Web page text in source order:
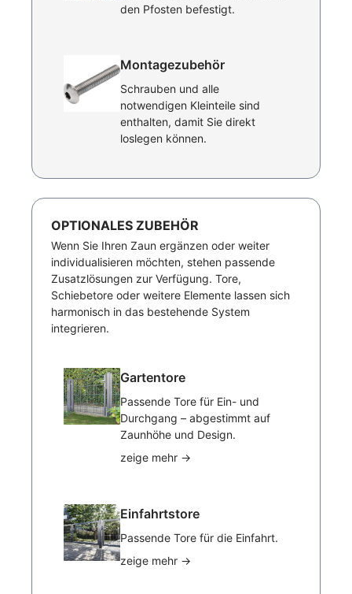
den Pfosten befestigt.
Montagezubehör
Schrauben und alle
notwendigen Kleinteile sind
enthalten, damit Sie direkt
loslegen können.
OPTIONALES ZUBEHÖR
Wenn Sie Ihren Zaun ergänzen oder weiter
individualisieren möchten, stehen passende
Zusatzlösungen zur Verfügung. Tore,
Schiebetore oder weitere Elemente lassen sich
harmonisch in das bestehende System
integrieren.
Gartentore
Passende Tore für Ein- und
Durchgang – abgestimmt auf
Zaunhöhe und Design.
zeige mehr →
Einfahrtstore
Passende Tore für die Einfahrt.
zeige mehr →